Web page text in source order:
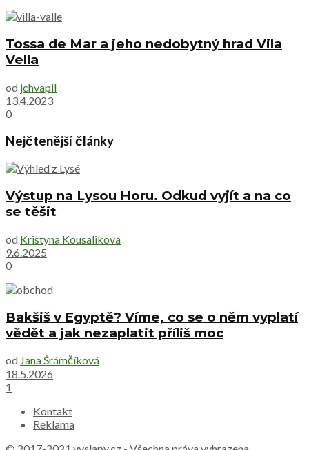
Tossa de Mar a jeho nedobytný hrad Vila
Vella
od jchvapil
13.4.2023
0
Nejčtenější články
Výstup na Lysou Horu. Odkud vyjít a na co
se těšit
od Kristyna Kousalikova
9.6.2025
0
Bakšiš v Egyptě? Víme, co se o něm vyplatí
vědět a jak nezaplatit příliš moc
od Jana Šrámčíková
18.5.2026
1
Kontakt
Reklama